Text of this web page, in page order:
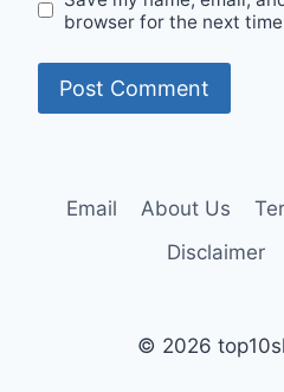
browser for the next
Email About Us
Disclaimer
© 2026